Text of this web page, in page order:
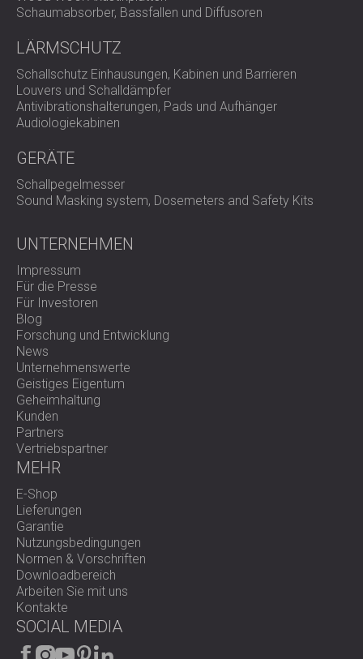
Optionales eigensicheres Modell für
explosionsgefährdete Bereiche
Installations- und Betriebsübersicht
Das NoiseBadge wird sicher an der Kleidung oder dem
Helm eines Arbeiters befestigt und benötigt keine externen
kontinuierlich Daten über den gesamten Arbeitszeitraum
auf. Einrichtung, Kalibrierung und Berichterstellung erfolgen
über das Dezibel-Messgerät. Nach der Datenerfassung
werden die Ergebnisse zur Überprüfung,
Konformitätsberichterstattung in die AnalyzerPlus-
Software heruntergeladen. Das Gerät unterstützt sowohl
europäische als auch US-amerikanische
Regulierungsrahmen durch die Berechnung der
Tagesexposition (LEP,d) oder des zeitgewichteten
Mittelwerts (TWA).
Wichtigste Spezifikationen
Stromversorgung: Wiederaufladbarer Nickel-
Metallhydrid-Akku (NiMH)
Kommunikation: Infrarotverbindung zum Lesegerät
Kalibrierung: Eingebauter akustischer Kalibrator
Akkulaufzeit: Verlängert durch den „Schüttel-zum-
Am besten geeignet für
Industrie- und Produktionsanlagen
Bau- und Bergbaubetriebe
Versorgungsunternehmen und öffentliche
Infrastruktur
Transport-, Luftfahrt- und Schifffahrtsindustrie
Rettungsdienste, Gesundheitswesen und
Schaumabsorber, Bassfallen und Diffusoren
LÄRMSCHUTZ
Schallschutz Einhausungen, Kabinen und Barrieren
Louvers und Schalldämpfer
Antivibrationshalterungen, Pads und Aufhänger
Audiologiekabinen
GERÄTE
Schallpegelmesser
Sound Masking system, Dosemeters and Safety Kits
UNTERNEHMEN
Impressum
Für die Presse
Für Investoren
Blog
Forschung und Entwicklung
News
Unternehmenswerte
Geistiges Eigentum
Geheimhaltung
Kunden
Partners
Vertriebspartner
MEHR
E-Shop
Lieferungen
Garantie
Nutzungsbedingungen
Normen & Vorschriften
Downloadbereich
Arbeiten Sie mit uns
Kontakte
SOCIAL MEDIA